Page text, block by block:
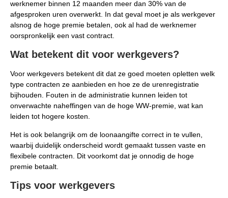
werknemer binnen 12 maanden meer dan 30% van de
afgesproken uren overwerkt. In dat geval moet je als werkgever
alsnog de hoge premie betalen, ook al had de werknemer
oorspronkelijk een vast contract.
Wat betekent dit voor werkgevers?
Voor werkgevers betekent dit dat ze goed moeten opletten welk
type contracten ze aanbieden en hoe ze de urenregistratie
bijhouden. Fouten in de administratie kunnen leiden tot
onverwachte naheffingen van de hoge WW-premie, wat kan
leiden tot hogere kosten.
Het is ook belangrijk om de loonaangifte correct in te vullen,
waarbij duidelijk onderscheid wordt gemaakt tussen vaste en
flexibele contracten. Dit voorkomt dat je onnodig de hoge
premie betaalt.
Tips voor werkgevers